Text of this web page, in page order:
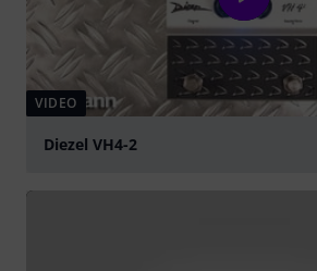
VIDEO
Diezel VH4-2